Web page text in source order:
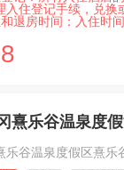
入住登记手续，兑换
退房时间：入住时
熹乐谷温泉度
乐谷温泉度假区熹乐